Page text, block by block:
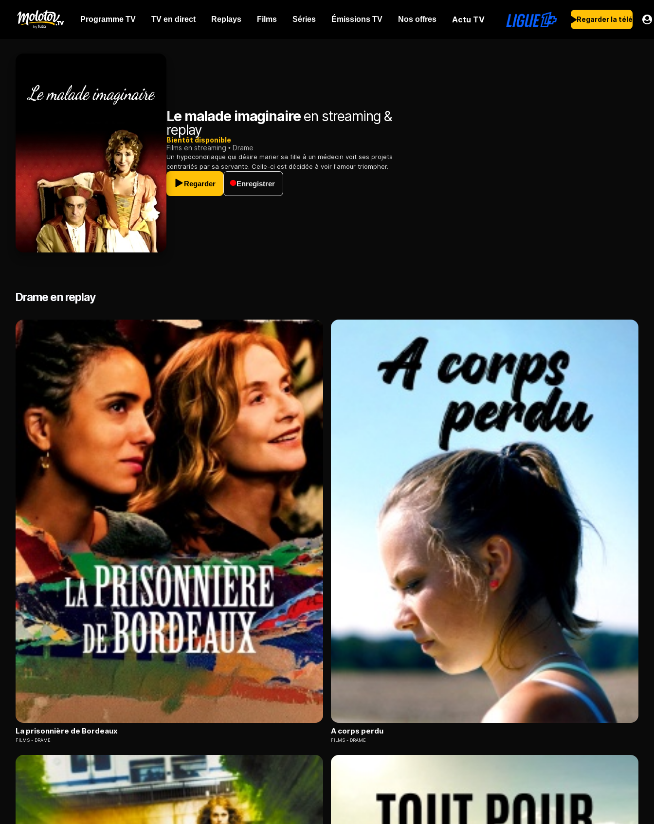
Programme TV TV en direct Replays Films Séries Émissions TV Nos offres Actu TV Regarder la télé
Le malade imaginaireen streaming &
replay
Bientôt disponible
Films en streaming
Drame
Un hypocondriaque qui désire marier sa fille à un médecin voit ses projets
contrariés par sa servante. Celle-ci est décidée à voir l'amour triompher.
Regarder Enregistrer
Drame en replay
La prisonnière de Bordeaux
FILMS DRAME
A corps perdu
FILMS DRAME